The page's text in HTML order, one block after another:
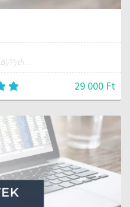
MS Excel/Visual Basic/Power BI/Python adatelemzési szakértő
29 000 Ft